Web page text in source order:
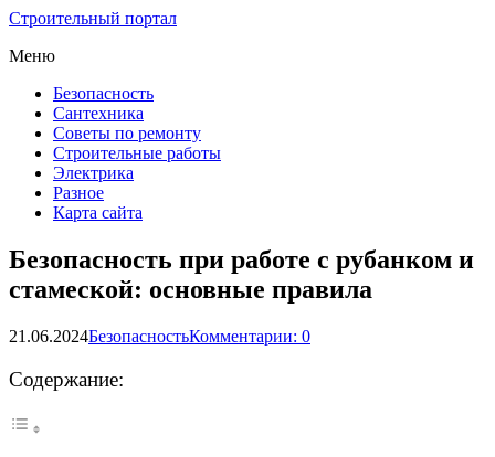
Строительный портал
Меню
Безопасность
Сантехника
Советы по ремонту
Строительные работы
Электрика
Разное
Карта сайта
Безопасность при работе с рубанком и
стамеской: основные правила
21.06.2024БезопасностьКомментарии: 0
Содержание: